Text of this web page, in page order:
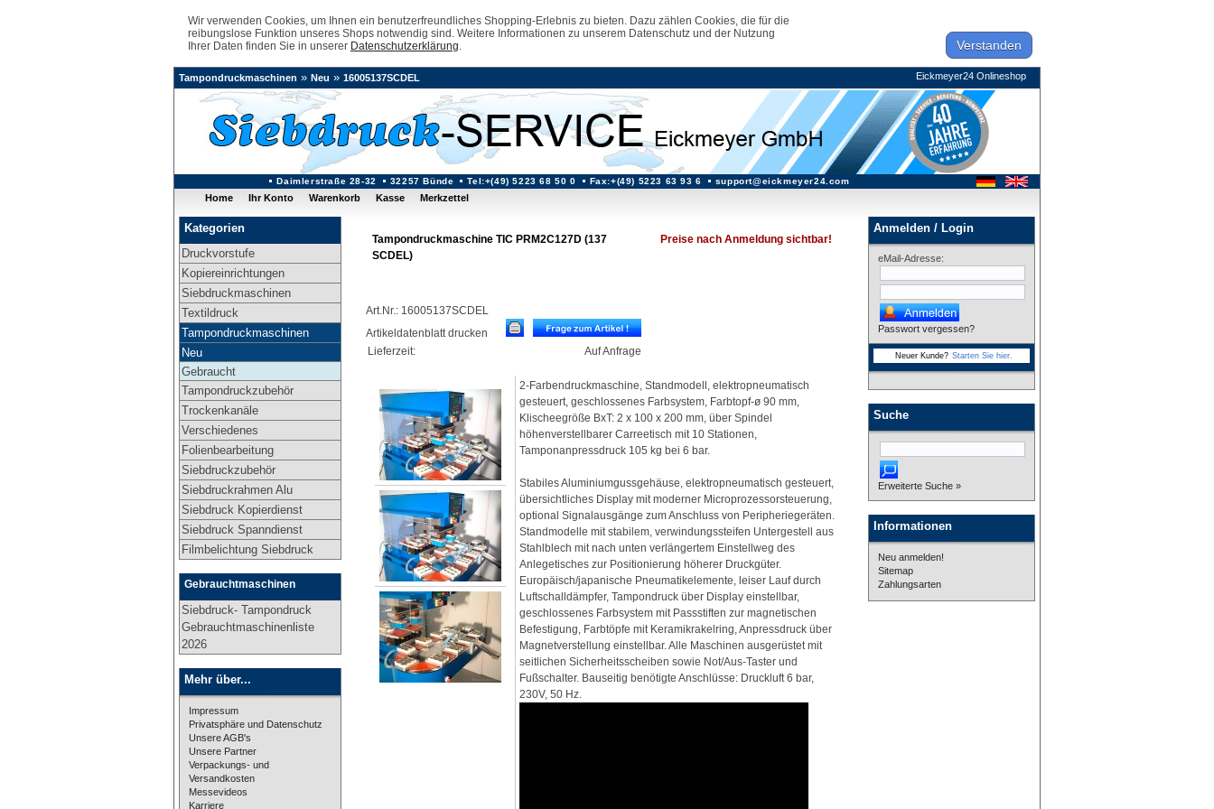
Wir verwenden Cookies, um Ihnen ein benutzerfreundliches Shopping-Erlebnis zu bieten. Dazu zählen Cookies, die für die
reibungslose Funktion unseres Shops notwendig sind. Weitere Informationen zu unserem Datenschutz und der Nutzung
Ihrer Daten finden Sie in unserer Datenschutzerklärung. Verstanden
Eickmeyer24 Onlineshop
Daimlerstraße 28-32 32257 Bünde Tel:+(49) 5223 68 50 0 Fax:+(49) 5223 63 93 6 support@eickmeyer24.com
Tampondruckmaschinen » Neu » 16005137SCDEL
Home Ihr Konto Warenkorb Kasse Merkzettel
Kategorien
Druckvorstufe
Kopiereinrichtungen
Siebdruckmaschinen
Textildruck
Tampondruckmaschinen
Neu
Gebraucht
Tampondruckzubehör
Trockenkanäle
Verschiedenes
Folienbearbeitung
Siebdruckzubehör
Siebdruckrahmen Alu
Siebdruck Kopierdienst
Siebdruck Spanndienst
Filmbelichtung Siebdruck
Gebrauchtmaschinen
Siebdruck- Tampondruck
Gebrauchtmaschinenliste
2026
Mehr über...
Impressum
Privatsphäre und Datenschutz
Unsere AGB's
Unsere Partner
Verpackungs- und
Versandkosten
Messevideos
Karriere
Anmelden / Login
eMail-Adresse:
Passwort vergessen?
Neuer Kunde? Starten Sie hier.
Suche
Erweiterte Suche »
Informationen
Neu anmelden!
Sitemap
Zahlungsarten
Tampondruckmaschine TIC PRM2C127D (137
SCDEL)
Preise nach Anmeldung sichtbar!
Art.Nr.: 16005137SCDEL
Artikeldatenblatt drucken
Lieferzeit:
Auf Anfrage
2-Farbendruckmaschine, Standmodell, elektropneumatisch
gesteuert, geschlossenes Farbsystem, Farbtopf-ø 90 mm,
Klischeegröße BxT: 2 x 100 x 200 mm, über Spindel
höhenverstellbarer Carreetisch mit 10 Stationen,
Tamponanpressdruck 105 kg bei 6 bar.
Stabiles Aluminiumgussgehäuse, elektropneumatisch gesteuert,
übersichtliches Display mit moderner Microprozessorsteuerung,
optional Signalausgänge zum Anschluss von Peripheriegeräten.
Standmodelle mit stabilem, verwindungssteifen Untergestell aus
Stahlblech mit nach unten verlängertem Einstellweg des
Anlegetisches zur Positionierung höherer Druckgüter.
Europäisch/japanische Pneumatikelemente, leiser Lauf durch
Luftschalldämpfer, Tampondruck über Display einstellbar,
geschlossenes Farbsystem mit Passstiften zur magnetischen
Befestigung, Farbtöpfe mit Keramikrakelring, Anpressdruck über
Magnetverstellung einstellbar. Alle Maschinen ausgerüstet mit
seitlichen Sicherheitsscheiben sowie Not/Aus-Taster und
Fußschalter. Bauseitig benötigte Anschlüsse: Druckluft 6 bar,
230V, 50 Hz.